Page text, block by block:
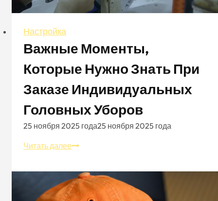
Настройка
Важные Моменты,
Которые Нужно Знать При
Заказе Индивидуальных
Головных Уборов
25 ноября 2025 года25 ноября 2025 года
Читать далееВажные
которые
нужно
знать